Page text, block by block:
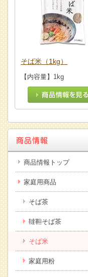
そば米（1kg）
【内容量】1kg
商品情報トップ
家庭用商品
そば茶
韃靼そば茶
そば米
家庭用粉